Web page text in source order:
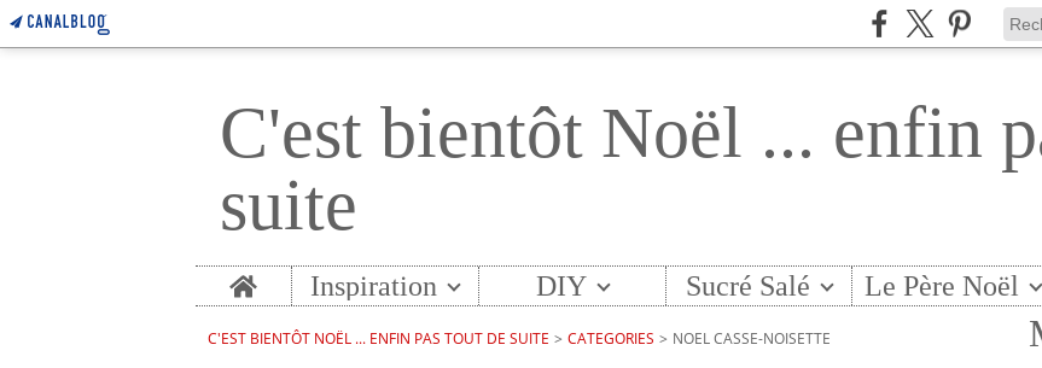
C'est bientôt Noël ... enfin
suite
Home Inspiration DIY Sucré Salé Le Père Noël
C'EST BIENTÔT NOËL ... ENFIN PAS TOUT DE SUITE > CATEGORIES > NOEL CASSE-NOISETTE